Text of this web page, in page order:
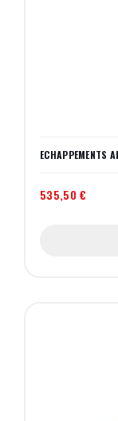
ECHAPPEMENTS
535,50 €